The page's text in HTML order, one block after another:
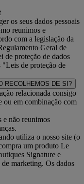
os seus dados pessoais
reunimos e
com a legislação da
Geral de
de proteção de dados
de proteção de
RECOLHEMOS DE SI?
relacionada consigo
ou em combinação com
e não reunimos
utiliza o nosso site (o
um produto Le
Signature e
de marketing. Os dados